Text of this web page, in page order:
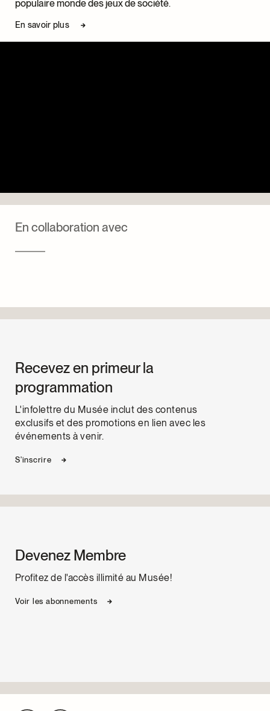
populaire monde des jeux de société.
En savoir plus
En collaboration avec
Recevez en primeur la
programmation
L'infolettre du Musée inclut des contenus
exclusifs et des promotions en lien avec les
événements à venir.
S'inscrire
Devenez Membre
Profitez de l'accès illimité au Musée!
Voir les abonnements